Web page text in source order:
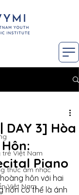
trẻ Việt Nam
thức âm nhạc
Việt Nam
DAY 3] Hòa
Piano
hôn với hai
hôn có thể là ánh